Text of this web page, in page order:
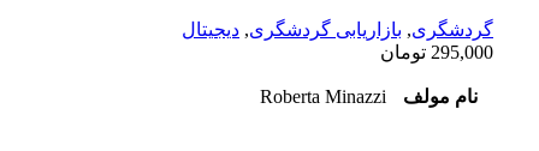
گردشگری, بازاریابی گردشگری, دیجیتال
295,000 تومان
نام مولف Roberta Minazzi